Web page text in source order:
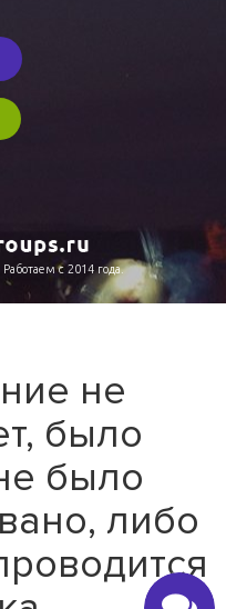
с 2014 года.
не
было
было
либо